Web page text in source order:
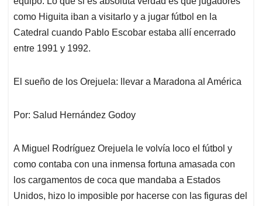
como Higuita iban a visitarlo y a jugar fútbol en la
Catedral cuando Pablo Escobar estaba allí encerrado
entre 1991 y 1992.
El sueño de los Orejuela: llevar a Maradona al América
Por: Salud Hernández Godoy
A Miguel Rodríguez Orejuela le volvía loco el fútbol y
como contaba con una inmensa fortuna amasada con
los cargamentos de coca que mandaba a Estados
Unidos, hizo lo imposible por hacerse con las figuras del